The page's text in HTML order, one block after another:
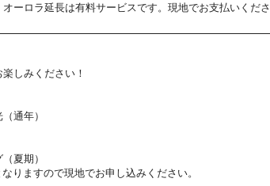
ーロラ延長は有料サービスです。現地でお支払いくださ
しみください！
通年）
夏期）
りますので現地でお申し込みください。